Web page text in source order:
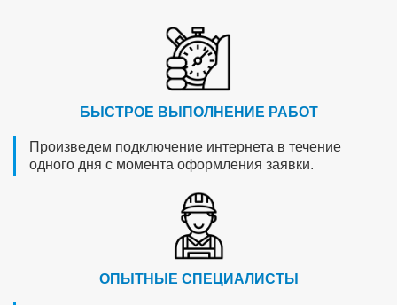
БЫСТРОЕ ВЫПОЛНЕНИЕ РАБОТ
Произведем подключение интернета в течение
одного дня с момента оформления заявки.
ОПЫТНЫЕ СПЕЦИАЛИСТЫ